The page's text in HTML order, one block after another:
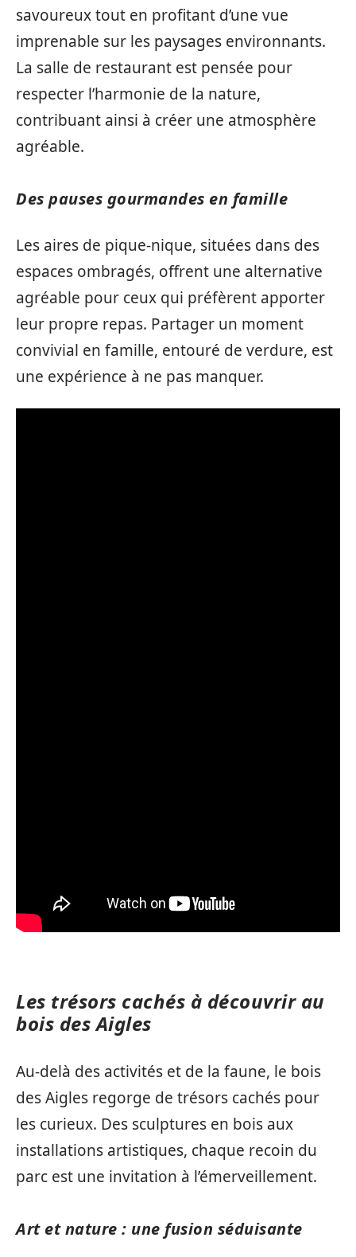
savoureux tout en profitant d’une vue
imprenable sur les paysages environnants.
La salle de restaurant est pensée pour
respecter l’harmonie de la nature,
contribuant ainsi à créer une atmosphère
agréable.
Des pauses gourmandes en famille
Les aires de pique-nique, situées dans des
espaces ombragés, offrent une alternative
agréable pour ceux qui préfèrent apporter
leur propre repas. Partager un moment
convivial en famille, entouré de verdure, est
une expérience à ne pas manquer.
Les trésors cachés à découvrir au
bois des Aigles
Au-delà des activités et de la faune, le bois
des Aigles regorge de trésors cachés pour
les curieux. Des sculptures en bois aux
installations artistiques, chaque recoin du
parc est une invitation à l’émerveillement.
Art et nature : une fusion séduisante